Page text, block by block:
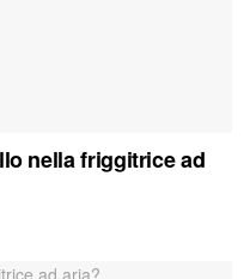
nella friggitrice ad